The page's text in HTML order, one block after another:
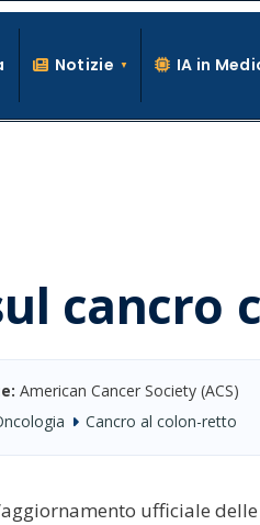
La conoscenza clinica per la
Notizie IA in
cancro
American Cancer Society (ACS)
Cancro al colon-retto
ufficiale